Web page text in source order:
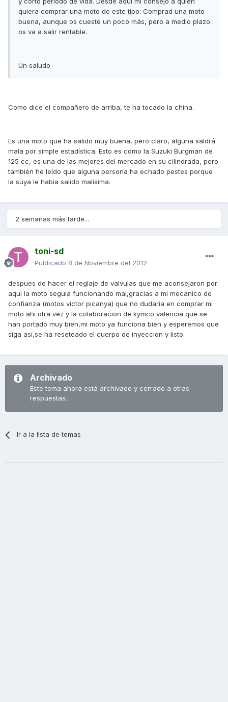
quiera comprar una moto de este tipo: Comprad una moto
buena, aunque os cueste un poco más, pero a medio plazo
os va a salir rentable.
Un saludo
Como dice el compañero de arriba, te ha tocado la china.
Es una moto que ha salido muy buena, pero claro, alguna saldrá
mala por simple estadística. Esto es como la Suzuki Burgman de
125 cc, es una de las mejores del mercado en su cilindrada, pero
también he leído que alguna persona ha echado pestes porque
la suya le había salido malísima.
2 semanas más tarde...
toni-sd
Publicado 8 de Noviembre del 2012
despues de hacer el reglaje de valvulas que me aconsejaron por
aqui la moto seguia funcionando mal,gracias a mi mecanico de
confianza (motos victor picanya) que no dudaria en comprar mi
moto ahi otra vez y la colaboracion de kymco valencia que se
han portado muy bien,mi moto ya funciona bien y esperemos que
siga asi,se ha reseteado el cuerpo de inyeccion y listo.
Archivado
Este tema ahora está archivado y cerrado a otras
respuestas.
Ir a la lista de temas